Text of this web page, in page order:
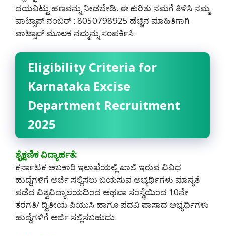
ದಯವಿಟ್ಟು ಹಣವನ್ನು ನೀಡಬೇಡಿ‌. ಈ ಕುರಿತು ನಮಗೆ ತಿಳಿಸಿ ನಮ್ಮ
ವಾಟ್ಸಾಪ್ ನಂಬರ್ : 8050798925 ಹೆಚ್ಚಿನ ಮಾಹಿತಿಗಾಗಿ
ವಾಟ್ಸಾಪ್ ಮೂಲಕ ನಮ್ಮನ್ನು ಸಂಪರ್ಕಿಸಿ.
Eligibility Criteria for
Karnataka Excise
Department Recruitment
2025
ಶೈಕ್ಷಣಿಕ ವಿದ್ಯಾರ್ಹತೆ:
ಕರ್ನಾಟಕ ಅಬಕಾರಿ ಇಲಾಖೆಯಲ್ಲಿ ಖಾಲಿ ಇರುವ ವಿವಿಧ
ಹುದ್ದೆಗಳಿಗೆ ಅರ್ಜಿ ಸಲ್ಲಿಸಲು ಬಯಸುವ ಅಭ್ಯರ್ಥಿಗಳು ಮಾನ್ಯತೆ
ಪಡೆದ ವಿಶ್ವವಿದ್ಯಾಲಯದಿಂದ ಅಥವಾ ಸಂಸ್ಥೆಯಿಂದ 10ನೇ
ತರಗತಿ/ ದ್ವಿತೀಯ ಪಿಯುಸಿ ಹಾಗೂ ಪದವಿ ಪಾಸಾದ ಅಭ್ಯರ್ಥಿಗಳು
ಹುದ್ದೆಗಳಿಗೆ ಅರ್ಜಿ ಸಲ್ಲಿಸಬಹುದು.